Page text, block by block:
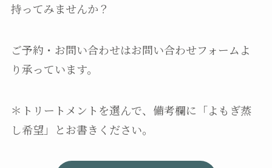
持ってみませんか？
ご予約・お問い合わせはお問い合わせフォームよ
り承っています。
＊トリートメントを選んで、備考欄に「よもぎ蒸
し希望」とお書きください。